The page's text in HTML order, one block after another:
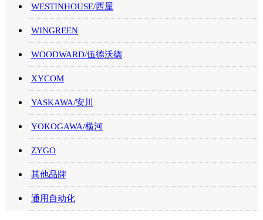
WESTINHOUSE/西屋
WINGREEN
WOODWARD/伍德沃德
XYCOM
YASKAWA/安川
YOKOGAWA/横河
ZYGO
其他品牌
通用自动化